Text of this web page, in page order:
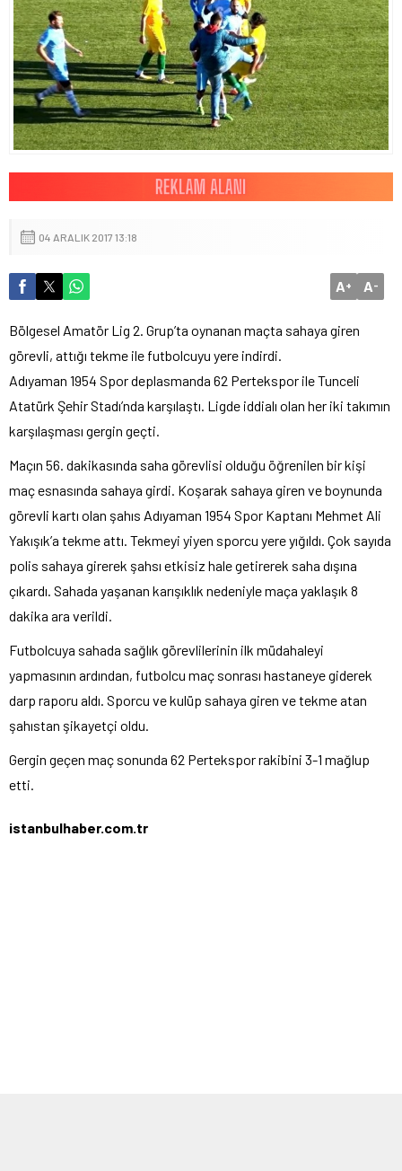
04 ARALIK 2017 13:18
A+ A-
Bölgesel Amatör Lig 2. Grup’ta oynanan maçta sahaya giren
görevli, attığı tekme ile futbolcuyu yere indirdi.
Adıyaman 1954 Spor deplasmanda 62 Pertekspor ile Tunceli
Atatürk Şehir Stadı’nda karşılaştı. Ligde iddialı olan her iki takımın
karşılaşması gergin geçti.
Maçın 56. dakikasında saha görevlisi olduğu öğrenilen bir kişi
maç esnasında sahaya girdi. Koşarak sahaya giren ve boynunda
görevli kartı olan şahıs Adıyaman 1954 Spor Kaptanı Mehmet Ali
Yakışık’a tekme attı. Tekmeyi yiyen sporcu yere yığıldı. Çok sayıda
polis sahaya girerek şahsı etkisiz hale getirerek saha dışına
çıkardı. Sahada yaşanan karışıklık nedeniyle maça yaklaşık 8
dakika ara verildi.
Futbolcuya sahada sağlık görevlilerinin ilk müdahaleyi
yapmasının ardından, futbolcu maç sonrası hastaneye giderek
darp raporu aldı. Sporcu ve kulüp sahaya giren ve tekme atan
şahıstan şikayetçi oldu.
Gergin geçen maç sonunda 62 Pertekspor rakibini 3-1 mağlup
etti.
istanbulhaber.com.tr